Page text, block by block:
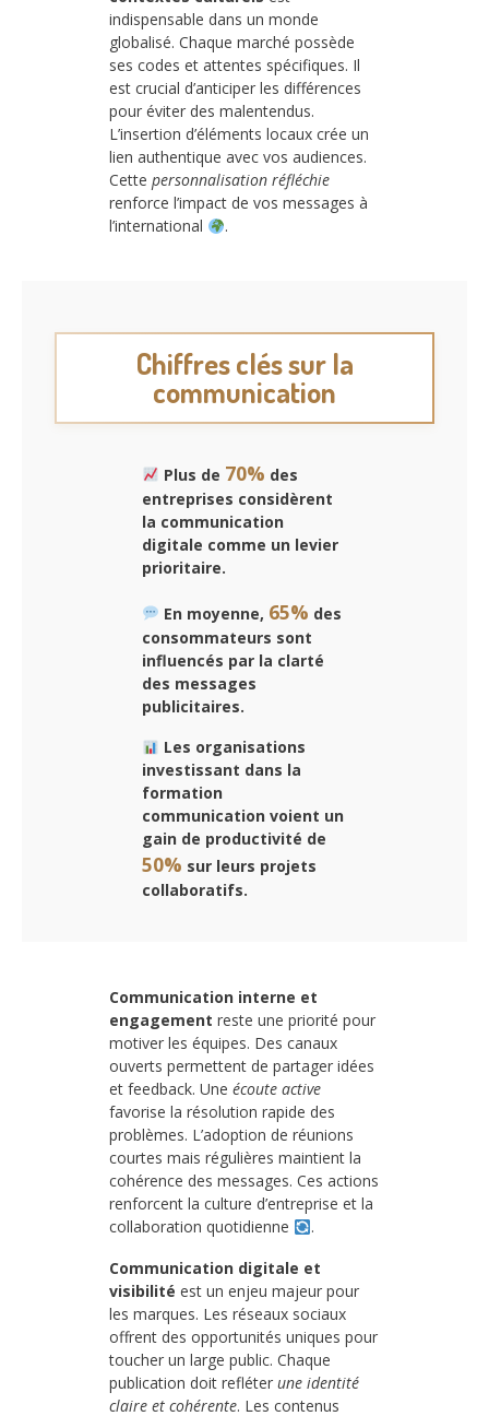
indispensable dans un monde
globalisé. Chaque marché possède
ses codes et attentes spécifiques. Il
est crucial d’anticiper les différences
pour éviter des malentendus.
L’insertion d’éléments locaux crée un
lien authentique avec vos audiences.
Cette personnalisation réfléchie
renforce l’impact de vos messages à
l’international
.
Chiffres clés sur la
communication
Plus de 70% des
entreprises considèrent
la communication
digitale comme un levier
prioritaire.
En moyenne, 65% des
consommateurs sont
influencés par la clarté
des messages
publicitaires.
Les organisations
investissant dans la
formation
communication voient un
gain de productivité de
50% sur leurs projets
collaboratifs.
Communication interne et
engagement reste une priorité pour
motiver les équipes. Des canaux
ouverts permettent de partager idées
et feedback. Une écoute active
favorise la résolution rapide des
problèmes. L’adoption de réunions
courtes mais régulières maintient la
cohérence des messages. Ces actions
renforcent la culture d’entreprise et la
collaboration quotidienne
.
Communication digitale et
visibilité est un enjeu majeur pour
les marques. Les réseaux sociaux
offrent des opportunités uniques pour
toucher un large public. Chaque
publication doit refléter une identité
claire et cohérente. Les contenus